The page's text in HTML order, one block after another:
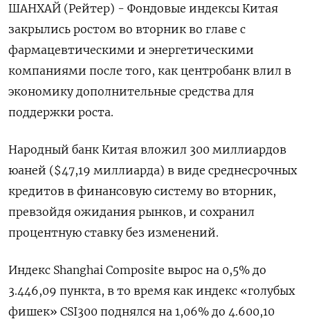
ШАНХАЙ (Рейтер) - Фондовые индексы Китая
закрылись ростом во вторник во главе с
фармацевтическими и энергетическими
компаниями после того, как центробанк влил в
экономику дополнительные средства для
поддержки роста.
Народный банк Китая вложил 300 миллиардов
юаней ($47,19 миллиарда) в виде среднесрочных
кредитов в финансовую систему во вторник,
превзойдя ожидания рынков, и сохранил
процентную ставку без изменений.
Индекс Shanghai Composite вырос на 0,5% до
3.446,09 пункта, в то время как индекс «голубых
фишек» CSI300 поднялся на 1,06% до 4.600,10